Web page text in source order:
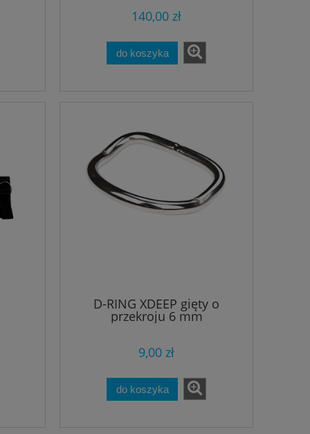
140,00 zł
do koszyka
D-RING XDEEP gięty o
przekroju 6 mm
9,00 zł
do koszyka